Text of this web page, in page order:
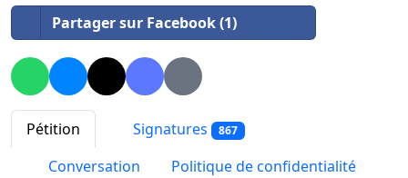
Partager sur Facebook (1)
Pétition Signatures 867
Conversation Politique de confidentialité